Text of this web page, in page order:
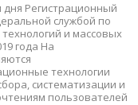
дня Регистрационный
службой по
и массовых
года На
технологии
систематизации и
пользователей